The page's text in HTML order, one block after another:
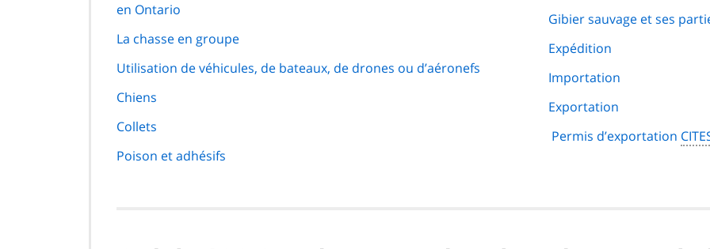
en Ontario
La chasse en groupe
Utilisation de véhicules, de bateaux, de drones ou d’aéronefs
Chiens
Collets
Poison et adhésifs
Gibier sauvage et ses
Expédition
Importation
Exportation
Permis d’exportation